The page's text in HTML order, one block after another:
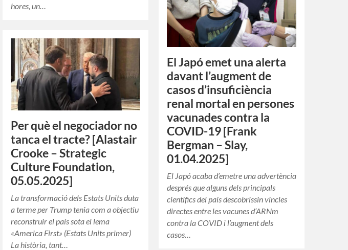
hores, un…
El Japó emet una alerta
davant l’augment de
casos d’insuficiència
renal mortal en persones
vacunades contra la
COVID-19 [Frank
Bergman – Slay,
01.04.2025]
El Japó acaba d’emetre una advertència
després que alguns dels principals
científics del país descobrissin vincles
directes entre les vacunes d’ARNm
contra la COVID i l’augment dels
casos…
Per què el negociador no
tanca el tracte? [Alastair
Crooke – Strategic
Culture Foundation,
05.05.2025]
La transformació dels Estats Units duta
a terme per Trump tenia com a objectiu
reconstruir el país sota el lema
«America First» (Estats Units primer)
La història, tant…